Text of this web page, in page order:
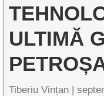
ULTIMĂ
Tiberiu Vințan |